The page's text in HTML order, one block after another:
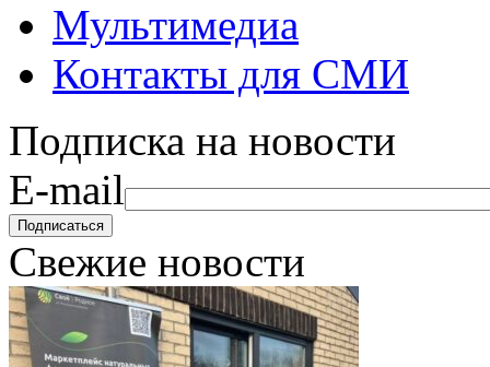
Мультимедиа
Контакты для СМИ
Подписка на новости
E-mail
Свежие новости